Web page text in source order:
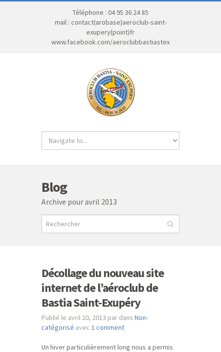
Téléphone : 04 95 36 24 85
mail : contact(arobase)aeroclub-saint-
exupery(point)fr
www.facebook.com/aeroclubbastiastex
Blog
Archive pour avril 2013
Décollage du nouveau site
internet de l’aéroclub de
Bastia Saint-Exupéry
Publié le avril 20, 2013 par dans Non-
catégorisé avec 1 comment
Un hiver particulièrement long nous a permis